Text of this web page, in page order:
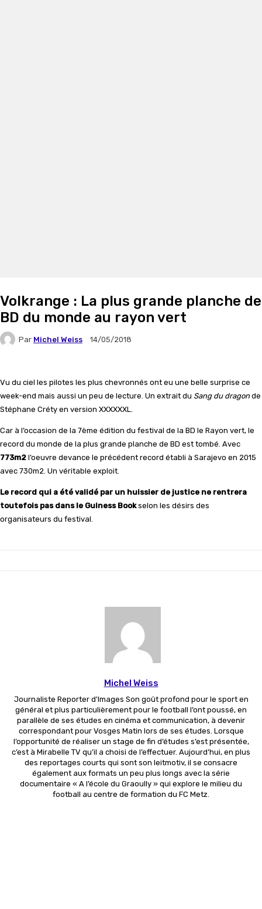
Volkrange : La plus grande planche de
BD du monde au rayon vert
Par Michel Weiss 14/05/2018
Vu du ciel les pilotes les plus chevronnés ont eu une belle surprise ce
week-end mais aussi un peu de lecture. Un extrait du Sang du dragon de
Stéphane Créty en version XXXXXXL.
Car à l’occasion de la 7ème édition du festival de la BD le Rayon vert, le
record du monde de la plus grande planche de BD est tombé. Avec
773m2 l’oeuvre devance le précédent record établi à Sarajevo en 2015
avec 730m2. Un véritable exploit.
Le record qui a été validé par un huissier de justice ne rentrera
toutefois pas dans le Guiness Bookselon les désirs des
organisateurs du festival.
Michel Weiss
Journaliste Reporter d'Images Son goût profond pour le sport en
général et plus particulièrement pour le football l’ont poussé, en
parallèle de ses études en cinéma et communication, à devenir
correspondant pour Vosges Matin lors de ses études. Lorsque
l’opportunité de réaliser un stage de fin d’études s’est présentée,
c’est à Mirabelle TV qu’il a choisi de l’effectuer. Aujourd’hui, en plus
des reportages courts qui sont son leitmotiv, il se consacre
également aux formats un peu plus longs avec la série
documentaire « A l’école du Graoully » qui explore le milieu du
football au centre de formation du FC Metz.